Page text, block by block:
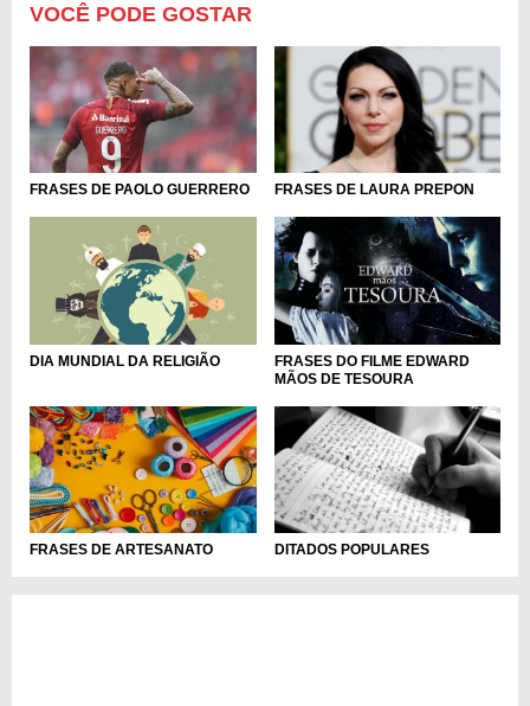
VOCÊ PODE GOSTAR
FRASES DE PAOLO GUERRERO FRASES DE LAURA PREPON
DIA MUNDIAL DA RELIGIÃO
FRASES DO FILME EDWARD
MÃOS DE TESOURA
FRASES DE ARTESANATO DITADOS POPULARES